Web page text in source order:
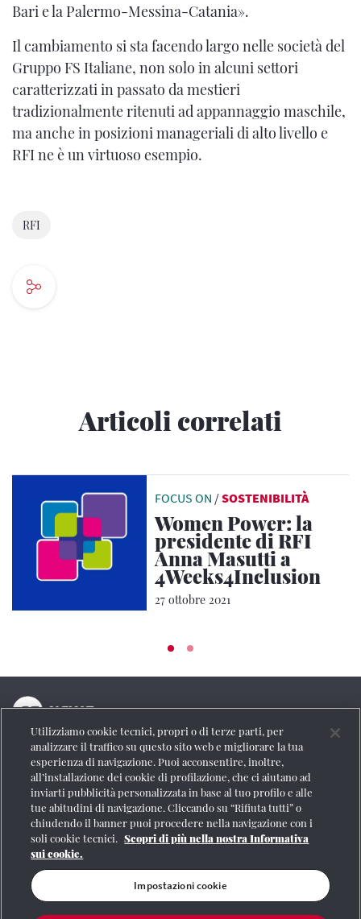
Bari e la Palermo-Messina-Catania».
Il cambiamento si sta facendo largo nelle società del
Gruppo FS Italiane, non solo in alcuni settori
caratterizzati in passato da mestieri
tradizionalmente ritenuti ad appannaggio maschile,
ma anche in posizioni manageriali di alto livello e
RFI ne è un virtuoso esempio.
RFI
Articoli correlati
FOCUS ON /SOSTENIBILITÀ
Women Power: la
presidente di RFI
Anna Masutti a
4Weeks4Inclusion
27 ottobre 2021
La testata online del Gruppo FS Italiane
Social
Se vuoi contattarci o avere altre informazioni
CONTATTI
Utilizziamo cookie tecnici, propri o di terze parti, per
analizzare il traffico su questo sito web e migliorare la tua
esperienza di navigazione. Puoi acconsentire, inoltre,
all’installazione dei cookie di profilazione, che ci aiutano ad
inviarti pubblicità personalizzata in base al tuo profilo e alle
tue abitudini di navigazione. Cliccando su “Rifiuta tutti” o
chiudendo il banner puoi procedere nella navigazione con i
soli cookie tecnici. Scopri di più nella nostra Informativa
sui cookie.
Impostazioni cookie